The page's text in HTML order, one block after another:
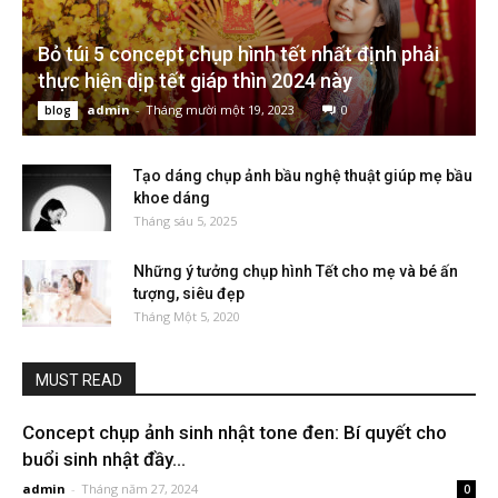
Bỏ túi 5 concept chụp hình tết nhất định phải
thực hiện dịp tết giáp thìn 2024 này
blog admin - Tháng mười một 19, 2023 0
Tạo dáng chụp ảnh bầu nghệ thuật giúp mẹ bầu
khoe dáng
Tháng sáu 5, 2025
Những ý tưởng chụp hình Tết cho mẹ và bé ấn
tượng, siêu đẹp
Tháng Một 5, 2020
MUST READ
Concept chụp ảnh sinh nhật tone đen: Bí quyết cho
buổi sinh nhật đầy...
admin - Tháng năm 27, 2024 0